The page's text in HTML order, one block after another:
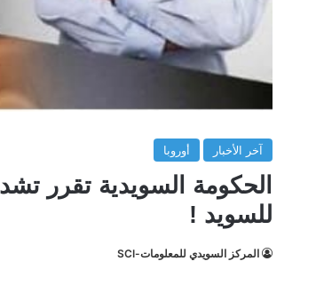
آخر الأخبار أوروبا
الحكومة السويدية تقرر
للسويد !
المركز السويدي للمعلومات-SCI